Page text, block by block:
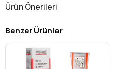
Arctron, profesyonel oto
bir temizleyici olmanın ötesinde,
bakım kürü sunar. Piyasadaki
formülü:
Derinlemesine Temizlik:
Ürün Önerileri
Benzer Ürünler